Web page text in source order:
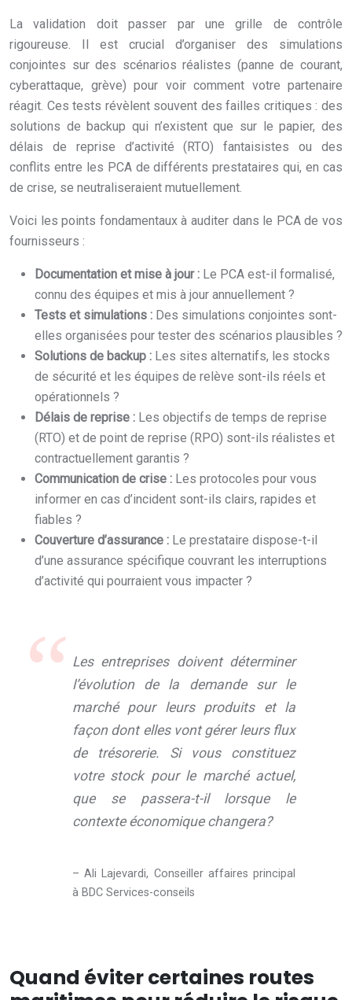
La validation doit passer par une grille de contrôle
rigoureuse. Il est crucial d’organiser des simulations
conjointes sur des scénarios réalistes (panne de courant,
cyberattaque, grève) pour voir comment votre partenaire
réagit. Ces tests révèlent souvent des failles critiques : des
solutions de backup qui n’existent que sur le papier, des
délais de reprise d’activité (RTO) fantaisistes ou des
conflits entre les PCA de différents prestataires qui, en cas
de crise, se neutraliseraient mutuellement.
Voici les points fondamentaux à auditer dans le PCA de vos
fournisseurs :
Documentation et mise à jour : Le PCA est-il formalisé,
connu des équipes et mis à jour annuellement ?
Tests et simulations : Des simulations conjointes sont-
elles organisées pour tester des scénarios plausibles ?
Solutions de backup : Les sites alternatifs, les stocks
de sécurité et les équipes de relève sont-ils réels et
opérationnels ?
Délais de reprise : Les objectifs de temps de reprise
(RTO) et de point de reprise (RPO) sont-ils réalistes et
contractuellement garantis ?
Communication de crise : Les protocoles pour vous
informer en cas d’incident sont-ils clairs, rapides et
fiables ?
Couverture d’assurance : Le prestataire dispose-t-il
d’une assurance spécifique couvrant les interruptions
d’activité qui pourraient vous impacter ?
Les entreprises doivent déterminer
l’évolution de la demande sur le
marché pour leurs produits et la
façon dont elles vont gérer leurs flux
de trésorerie. Si vous constituez
votre stock pour le marché actuel,
que se passera-t-il lorsque le
contexte économique changera?
– Ali Lajevardi, Conseiller affaires principal
à BDC Services-conseils
Quand éviter certaines routes